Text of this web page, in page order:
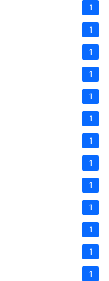
1
1
1
1
1
1
1
1
1
1
1
1
1